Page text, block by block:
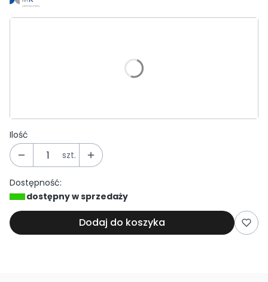
Ilość
szt.
Dostępność:
dostępny w sprzedaży
Dodaj do koszyka